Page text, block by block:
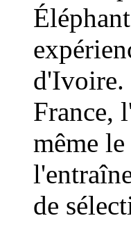
d'Ivoire.
France,
même
de